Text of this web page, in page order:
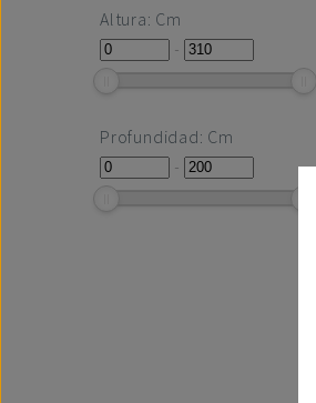
Altura: Cm
-
Profundidad: Cm
-